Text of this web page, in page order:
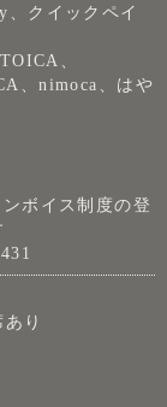
、クイックペイ
、
、nimoca、はや
ボイス制度の登
り